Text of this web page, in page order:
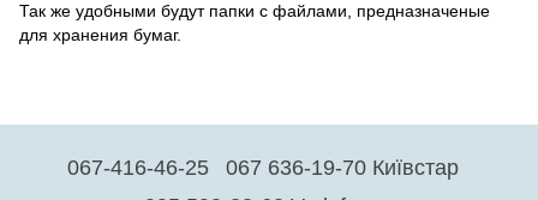
Так же удобными будут папки с файлами, предназначеные
для хранения бумаг.
067-416-46-25
067 636-19-70 Київстар